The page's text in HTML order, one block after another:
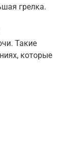
грелка.
Такие
которые